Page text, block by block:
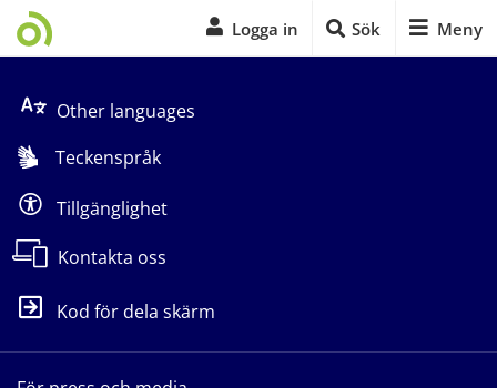
Logga in Sök Meny
Other languages
Teckenspråk
Tillgänglighet
Kontakta oss
Kod för dela skärm